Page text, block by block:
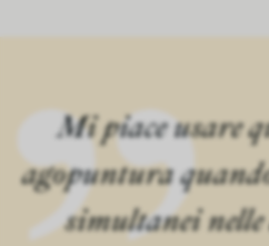
Mi piace usare
agopuntura
simultanei